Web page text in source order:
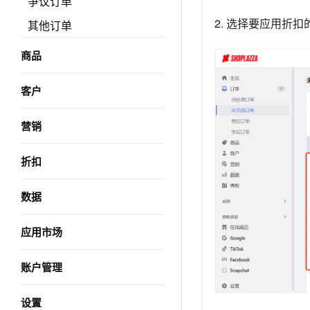
其他订单
商品
客户
营销
折扣
数据
应用市场
账户管理
设置
2. 选择要应用折扣